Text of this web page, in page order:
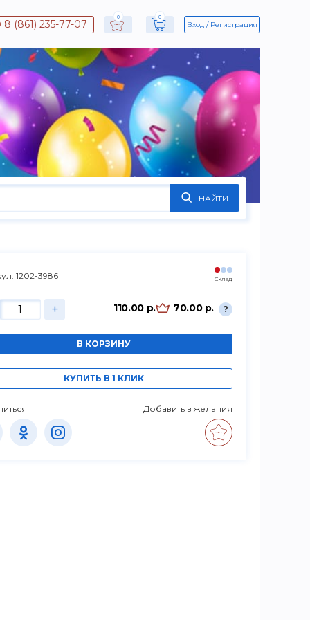
8 (861) 235-77-07
0 0
Вход Регистрация
НАЙТИ
1202-3986 Склад
+ 110.00 р. 70.00 р. ?
В КОРЗИНУ
КУПИТЬ В 1 КЛИК
Добавить в желания